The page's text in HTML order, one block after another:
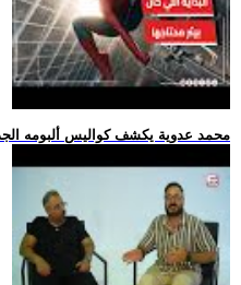
.. محمد عدوية يكشف كواليس ألبومه